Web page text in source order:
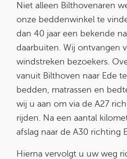
Niet alleen Bilthovenaren
onze beddenwinkel te
dan 40 jaar een bekende
daarbuiten. Wij ontvangen
windstreken bezoekers.
vanuit Bilthoven naar Ede
bedden, matrassen en
wij u aan om via de A27
rijden. Na een aantal
afslag naar de A30 richting
Hierna vervolgt u uw weg